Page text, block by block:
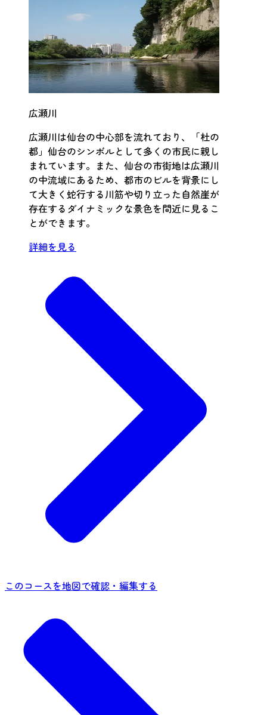
広瀬川
広瀬川は仙台の中心部を流れており、「杜の
都」仙台のシンボルとして多くの市民に親し
まれています。また、仙台の市街地は広瀬川
の中流域にあるため、都市のビルを背景にし
て大きく蛇行する川筋や切り立った自然崖が
存在するダイナミックな景色を間近に見るこ
とができます。
詳細を見る
このコースを地図で確認・編集する